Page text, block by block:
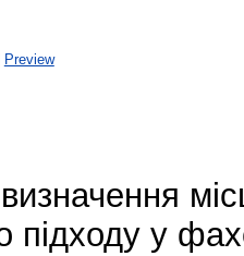
Preview
підходу у